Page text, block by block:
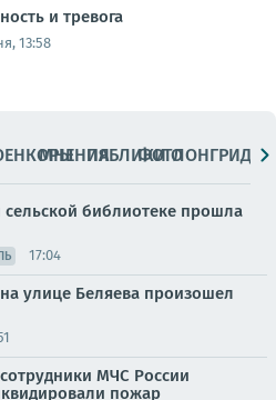
и тревога
13:58
МНЕНИЯПАБЛИКИ
ФОТОЛОНГРИДЫ
сельской библиотеке прошла
17:04
улице Беляева произошел
МЧС России
пожар